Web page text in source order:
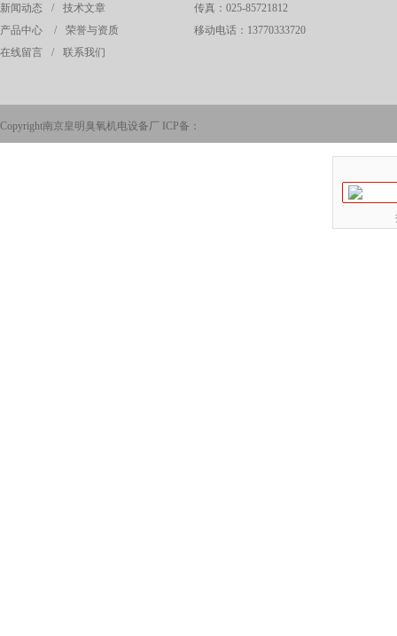
新闻动态
/
技术文章
产品中心
/
荣誉与资质
在线留言
/ 联系我们
传真：025-85721812
移动电话：13770333720
Copyright南京皇明臭氧机电设备厂 ICP备：